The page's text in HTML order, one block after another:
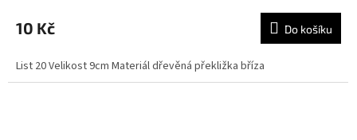
10 Kč Do košíku
List 20 Velikost 9cm Materiál dřevěná překližka bříza